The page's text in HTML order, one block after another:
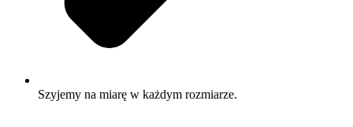
Szyjemy na miarę w każdym rozmiarze.